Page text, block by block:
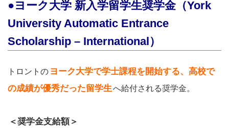
●ヨーク大学 新入学留学生奨学金（York
University Automatic Entrance
Scholarship – International）
トロントの ヨーク大学で学士課程を開始する、高校で
の成績が優秀だった留学生へ給付される奨学金。
＜奨学金支給額＞